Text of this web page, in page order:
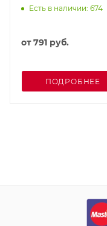
Есть в наличии: 674
от791 руб.
ПОДРОБНЕЕ